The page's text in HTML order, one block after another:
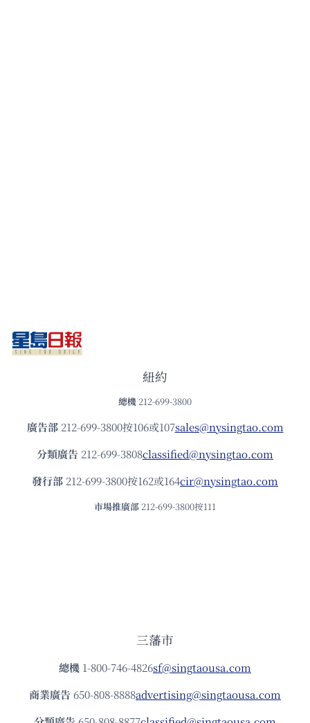
紐約
總機 212-699-3800
廣告部212-699-3800按106或107sales@nysingtao.com
分類廣告 212-699-3808classified@nysingtao.com
發⾏部 212-699-3800按162或164cir@nysingtao.com
市場推廣部 212-699-3800按111
三藩市
總機 1-800-746-4826sf@singtaousa.com
商業廣告 650-808-8888advertising@singtaousa.com